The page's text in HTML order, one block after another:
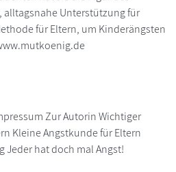
Unterstützung für
für Eltern, um Kinderängsten
Zur Autorin Wichtiger
Kleine Angstkunde für Eltern
Jeder hat doch mal Angst!